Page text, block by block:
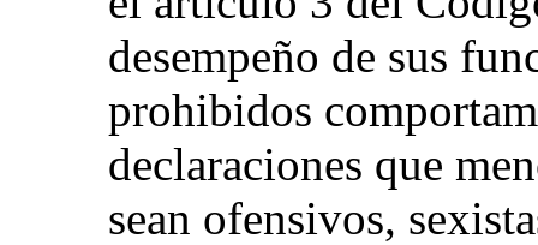
desempeño de sus
prohibidos
declaraciones que
sean ofensivos,